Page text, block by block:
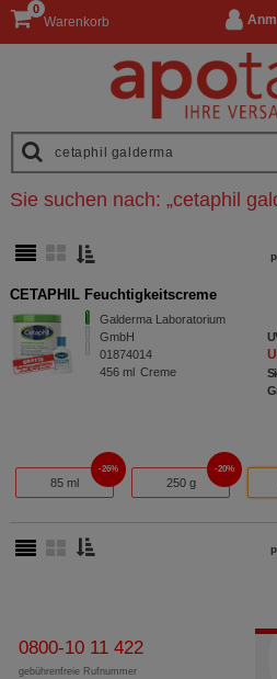
Warenkorb
0
Sie suchen nach: „cetaphil
CETAPHIL Feuchtigkeitscreme
Galderma Laboratorium
GmbH
01874014
456 ml Creme
85 ml
26%
250 g
20%
0800-10 11 422
gebührenfreie Rufnummer